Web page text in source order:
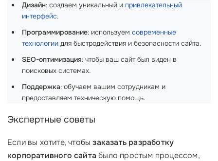
Дизайн: создаем уникальный и привлекательный
интерфейс.
Программирование: используем современные
технологии для быстродействия и безопасности сайта.
SEO-оптимизация: чтобы ваш сайт был виден в
поисковых системах.
Поддержка: обучаем вашим сотрудникам и
предоставляем техническую помощь.
Экспертные советы
Если вы хотите, чтобызаказать разработку
корпоративного сайта было простым процессом,